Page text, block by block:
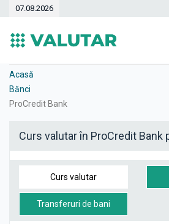
07.08.2026
Dinamica
Case de schimb
Acasă
Bănci
ProCredit Bank
Curs valutar în ProCredit Bank
Curs valutar
Transferuri de bani